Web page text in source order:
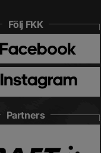
Följ FKK
Partners